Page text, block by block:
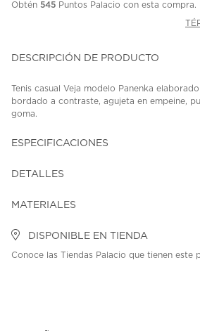
Obtén 545 Puntos Palacio con esta compra.
DESCRIPCIÓN DE PRODUCTO
Tenis casual Veja modelo Panenka
bordado a contraste, agujeta en empeine,
goma.
ESPECIFICACIONES
DETALLES
MATERIALES
DISPONIBLE EN TIENDA
Conoce las Tiendas Palacio que tienen este